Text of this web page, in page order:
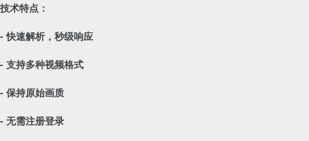
技术特点：
- 快速解析，秒级响应
- 支持多种视频格式
- 保持原始画质
- 无需注册登录